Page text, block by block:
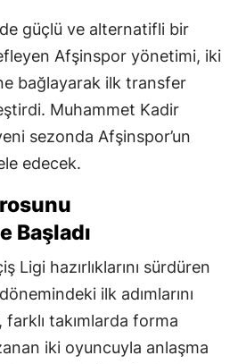
güçlü ve alternatifli bir
Afşinspor yönetimi, iki
bağlayarak ilk transfer
Muhammet Kadir
sezonda Afşinspor’un
edecek.
Başladı
Ligi hazırlıklarını sürdüren
ilk adımlarını
takımlarda forma
iki oyuncuyla anlaşma